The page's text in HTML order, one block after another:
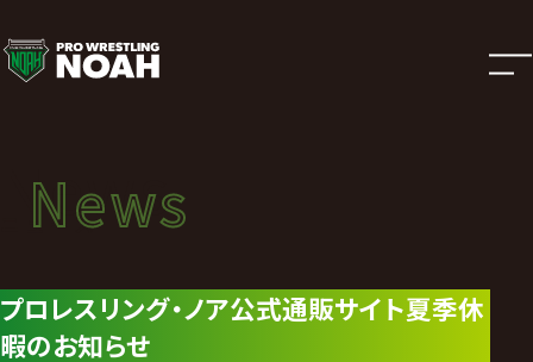
ニ
ュ
ー
ス
|
News
ニュース
News
プロレスリング・ノア公式通販サイト夏季休
暇のお知らせ